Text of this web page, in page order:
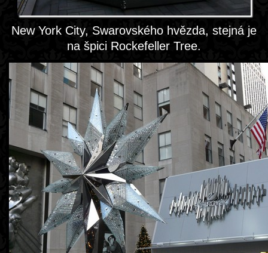
New York City, Swarovského hvězda, stejná je
na špici Rockefeller Tree.